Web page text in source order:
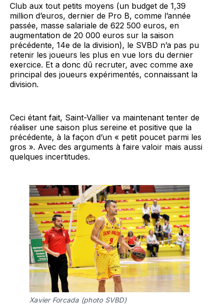
Club aux tout petits moyens (un budget de 1,39
million d’euros, dernier de Pro B, comme l’année
passée, masse salariale de 622 500 euros, en
augmentation de 20 000 euros sur la saison
précédente, 14e de la division), le SVBD n’a pas pu
retenir les joueurs les plus en vue lors du dernier
exercice. Et a donc dû recruter, avec comme axe
principal des joueurs expérimentés, connaissant la
division.
Ceci étant fait, Saint-Vallier va maintenant tenter de
réaliser une saison plus sereine et positive que la
précédente, à la façon d’un « petit poucet parmi les
gros ». Avec des arguments à faire valoir mais aussi
quelques incertitudes.
Xavier Forcada (photo SVBD)